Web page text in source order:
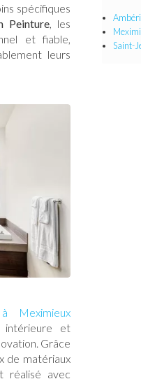
spécifiques
Peinture, les
et fiable,
leurs
Meximieux
intérieure et
Grâce
de matériaux
réalisé avec
Saint-